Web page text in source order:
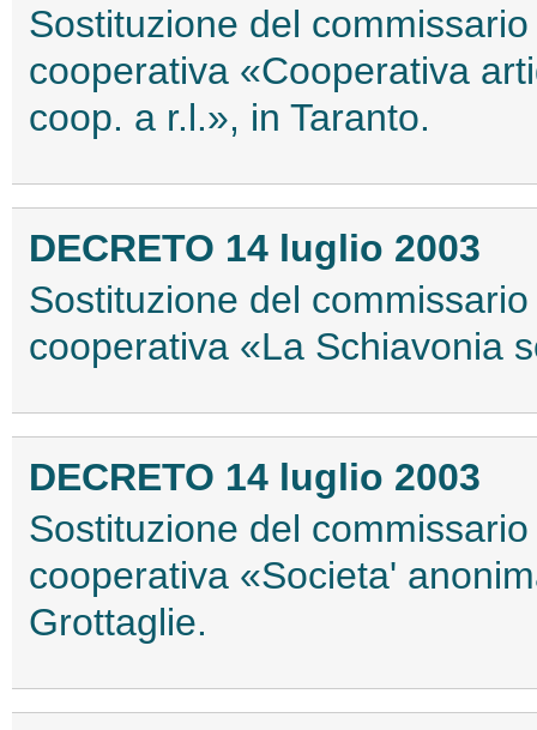
Sostituzione del
cooperativa «Cooperativa
coop. a r.l.», in Taranto.
DECRETO 14 luglio 2003
Sostituzione del
cooperativa «La Schiavonia
DECRETO 14 luglio 2003
Sostituzione del
cooperativa «Societa'
Grottaglie.